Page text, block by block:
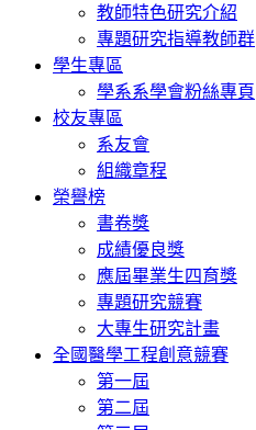
教師特色研究介紹
專題研究指導教師群
學生專區
學系系學會粉絲專頁
校友專區
系友會
組織章程
榮譽榜
書卷獎
成績優良獎
應屆畢業生四育獎
專題研究競賽
大專生研究計畫
全國醫學工程創意競賽
第一屆
第二屆